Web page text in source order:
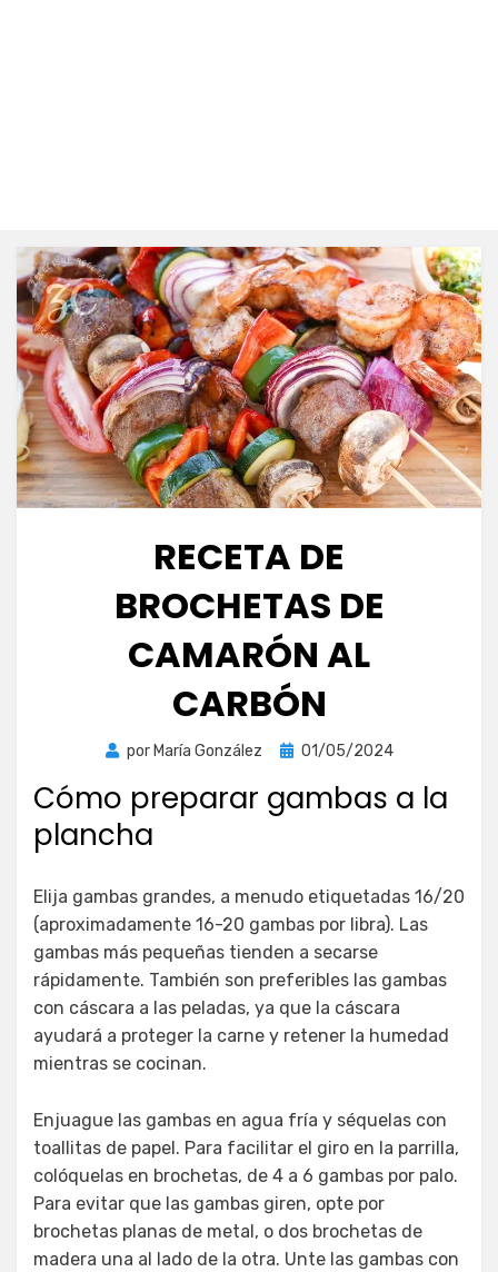
RECETA DE
BROCHETAS DE
CAMARÓN AL
CARBÓN
por María González
Publicada
01/05/2024
Cómo preparar gambas a la
plancha
Elija gambas grandes, a menudo etiquetadas 16/20
(aproximadamente 16-20 gambas por libra). Las
gambas más pequeñas tienden a secarse
rápidamente. También son preferibles las gambas
con cáscara a las peladas, ya que la cáscara
ayudará a proteger la carne y retener la humedad
mientras se cocinan.
Enjuague las gambas en agua fría y séquelas con
toallitas de papel. Para facilitar el giro en la parrilla,
colóquelas en brochetas, de 4 a 6 gambas por palo.
Para evitar que las gambas giren, opte por
brochetas planas de metal, o dos brochetas de
madera una al lado de la otra. Unte las gambas con